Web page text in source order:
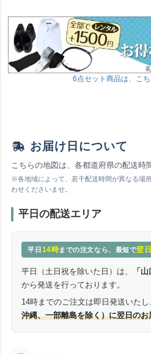
6点セット商品は、こち
お届け日について
こちらの地図は、各都道府県の配送時
※各地域によって、若干配送時間が異なる場
わせくださいませ。
平日の配送エリア
平日 14時までの注文なら、最短で翌
平日（土日祝を除いた日）は、
「
から発送を行っております。
14時までのご注文は即日発送いた
沖縄、一部離島を除く）に翌日の